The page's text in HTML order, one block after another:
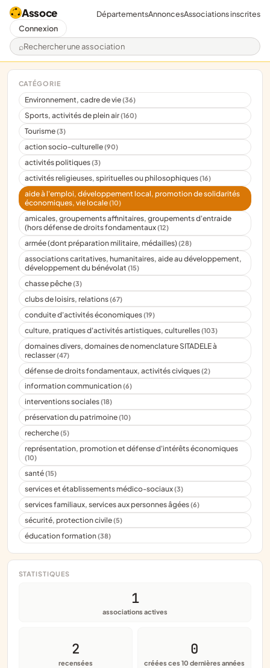
Assoce
Rechercher une association
DépartementsAnnoncesAssociations inscrites
Connexion
CATÉGORIE
Environnement, cadre de vie(36)
Sports, activités de plein air(160)
Tourisme(3)
action socio-culturelle(90)
activités politiques(3)
activités religieuses, spirituelles ou philosophiques(16)
aide à l'emploi, développement local, promotion de solidarités
économiques, vie locale(10)
amicales, groupements affinitaires, groupements d'entraide
(hors défense de droits fondamentaux(12)
armée (dont préparation militaire, médailles)(28)
associations caritatives, humanitaires, aide au développement,
développement du bénévolat(15)
chasse pêche(3)
clubs de loisirs, relations(67)
conduite d'activités économiques(19)
culture, pratiques d'activités artistiques, culturelles(103)
domaines divers, domaines de nomenclature SITADELE à
reclasser(47)
défense de droits fondamentaux, activités civiques(2)
information communication(6)
interventions sociales(18)
préservation du patrimoine(10)
recherche(5)
représentation, promotion et défense d'intérêts économiques
(10)
santé(15)
services et établissements médico-sociaux(3)
services familiaux, services aux personnes âgées(6)
sécurité, protection civile(5)
éducation formation(38)
STATISTIQUES
1
associations actives
2
recensées
0
créées ces 10 dernières années